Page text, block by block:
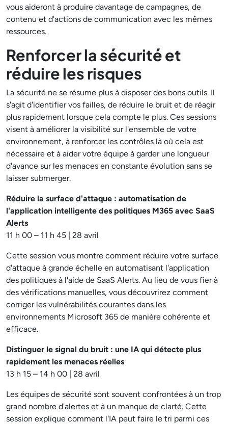
vous aideront à produire davantage de campagnes, de
contenu et d'actions de communication avec les mêmes
ressources.
Renforcer la sécurité et
réduire les risques
La sécurité ne se résume plus à disposer des bons outils. Il
s'agit d'identifier vos failles, de réduire le bruit et de réagir
plus rapidement lorsque cela compte le plus. Ces sessions
visent à améliorer la visibilité sur l'ensemble de votre
environnement, à renforcer les contrôles là où cela est
nécessaire et à aider votre équipe à garder une longueur
d'avance sur les menaces en constante évolution sans se
laisser submerger.
Réduire la surface d'attaque : automatisation de
l'application intelligente des politiques M365 avec SaaS
Alerts
11 h 00 – 11 h 45 | 28 avril
Cette session vous montre comment réduire votre surface
d'attaque à grande échelle en automatisant l'application
des politiques à l'aide de SaaS Alerts. Au lieu de vous fier à
des vérifications manuelles, vous découvrirez comment
corriger les vulnérabilités courantes dans les
environnements Microsoft 365 de manière cohérente et
efficace.
Distinguer le signal du bruit : une IA qui détecte plus
rapidement les menaces réelles
13 h 15 – 14 h 00 | 28 avril
Les équipes de sécurité sont souvent confrontées à un trop
grand nombre d'alertes et à un manque de clarté. Cette
session explique comment l'IA peut faire le tri parmi ces